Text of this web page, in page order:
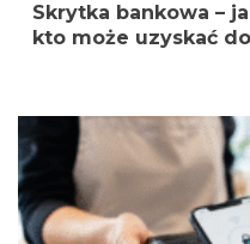
Skrytka bankowa –
kto może uzyskać